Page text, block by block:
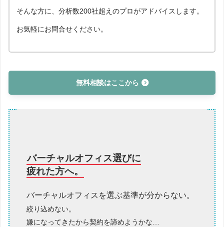
そんな方に、分析数200社超えのプロがアドバイスします。
お気軽にお問合せください。
無料相談はここから
バーチャルオフィス選びに
疲れた方へ。
バーチャルオフィスを選ぶ基準が分からない。
絞り込めない。
嫌になってきたから契約を諦めようかな…